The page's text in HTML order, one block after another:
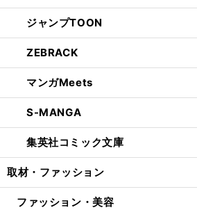
ジャンプTOON
ZEBRACK
マンガMeets
S-MANGA
集英社コミック文庫
取材・ファッション
ファッション・美容